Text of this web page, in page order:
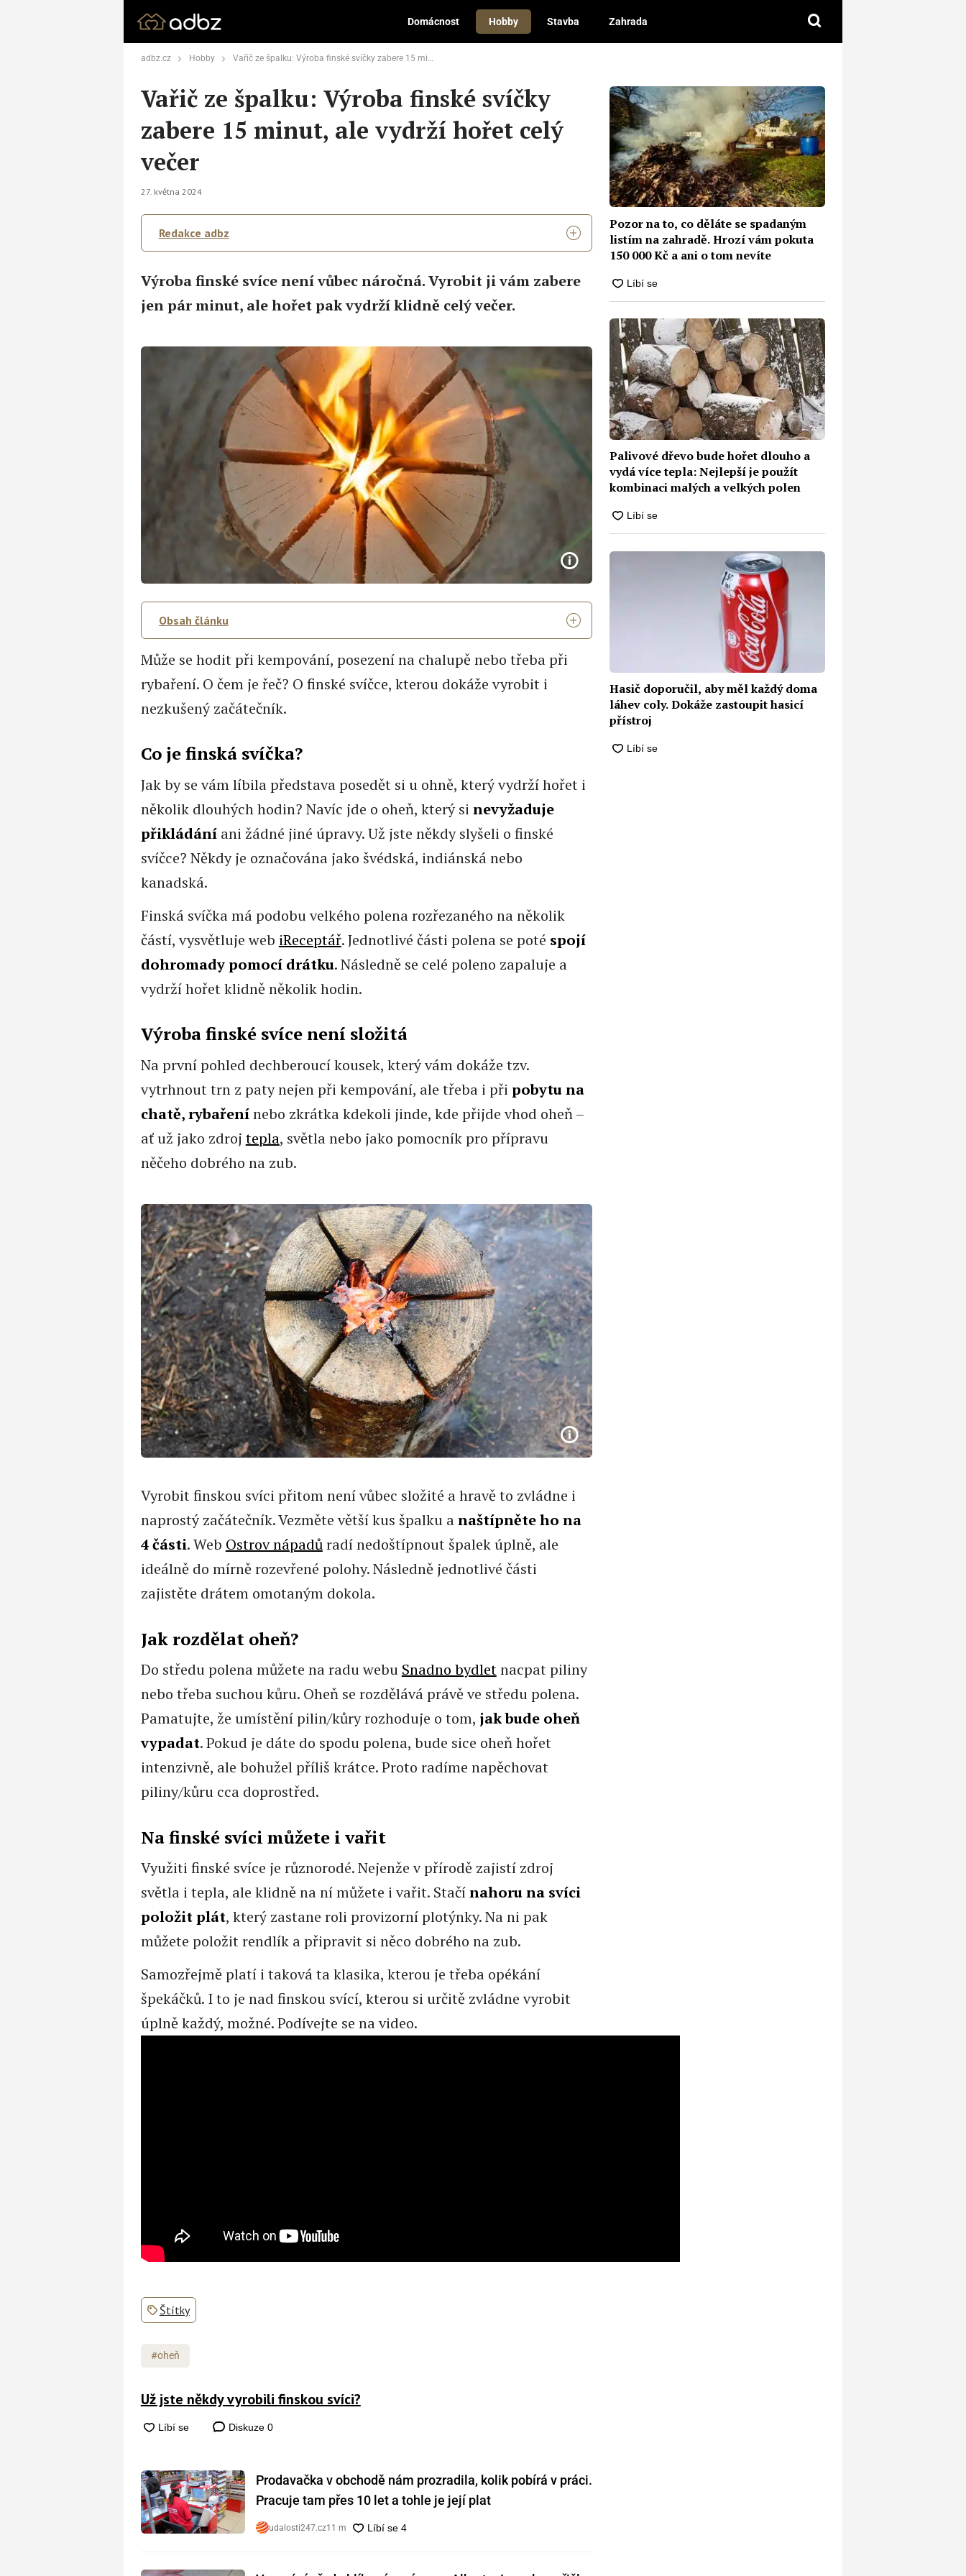
Domácnost Hobby Stavba Zahrada
adbz.cz Hobby Vařič ze špalku: Výroba finské svíčky zabere 15 minut, ale vydrží hořet celý večer
Vařič ze špalku: Výroba finské svíčky
zabere 15 minut, ale vydrží hořet celý
večer
27. května 2024
Redakce adbz
Výroba finské svíce není vůbec náročná. Vyrobit ji vám zabere
jen pár minut, ale hořet pak vydrží klidně celý večer.
Obsah článku
Může se hodit při kempování, posezení na chalupě nebo třeba při
rybaření. O čem je řeč? O finské svíčce, kterou dokáže vyrobit i
nezkušený začátečník.
Co je finská svíčka?
Jak by se vám líbila představa posedět si u ohně, který vydrží hořet i
několik dlouhých hodin? Navíc jde o oheň, který si nevyžaduje
přikládáníani žádné jiné úpravy. Už jste někdy slyšeli o finské
svíčce? Někdy je označována jako švédská, indiánská nebo
kanadská.
Finská svíčka má podobu velkého polena rozřezaného na několik
částí, vysvětluje web iReceptář. Jednotlivé části polena se poté spojí
dohromady pomocí drátku. Následně se celé poleno zapaluje a
vydrží hořet klidně několik hodin.
Výroba finské svíce není složitá
Na první pohled dechberoucí kousek, který vám dokáže tzv.
vytrhnout trn z paty nejen při kempování, ale třeba i při pobytu na
chatě, rybařenínebo zkrátka kdekoli jinde, kde přijde vhod oheň –
ať už jako zdroj tepla, světla nebo jako pomocník pro přípravu
něčeho dobrého na zub.
Vyrobit finskou svíci přitom není vůbec složité a hravě to zvládne i
naprostý začátečník. Vezměte větší kus špalku anaštípněte ho na
4 části. Web Ostrov nápadůradí nedoštípnout špalek úplně, ale
ideálně do mírně rozevřené polohy. Následně jednotlivé části
zajistěte drátem omotaným dokola.
Jak rozdělat oheň?
Do středu polena můžete na radu webu Snadno bydletnacpat piliny
nebo třeba suchou kůru. Oheň se rozdělává právě ve středu polena.
Pamatujte, že umístění pilin/kůry rozhoduje o tom, jak bude oheň
vypadat. Pokud je dáte do spodu polena, bude sice oheň hořet
intenzivně, ale bohužel příliš krátce. Proto radíme napěchovat
piliny/kůru cca doprostřed.
Na finské svíci můžete i vařit
Využiti finské svíce je různorodé. Nejenže v přírodě zajistí zdroj
světla i tepla, ale klidně na ní můžete i vařit. Stačínahoru na svíci
položit plát, který zastane roli provizorní plotýnky. Na ni pak
můžete položit rendlík a připravit si něco dobrého na zub.
Samozřejmě platí i taková ta klasika, kterou je třeba opékání
špekáčků. I to je nad finskou svící, kterou si určitě zvládne vyrobit
úplně každý, možné. Podívejte se na video.
Štítky
#oheň
Už jste někdy vyrobili finskou svíci?
Diskuze 0
Prodavačka v obchodě nám prozradila, kolik pobírá v práci.
Pracuje tam přes 10 let a tohle je její plat
udalosti247.cz11 m
Pozor na to, co děláte se spadaným
listím na zahradě. Hrozí vám pokuta
150 000 Kč a ani o tom nevíte
Palivové dřevo bude hořet dlouho a
vydá více tepla: Nejlepší je použít
kombinaci malých a velkých polen
Hasič doporučil, aby měl každý doma
láhev coly. Dokáže zastoupit hasicí
přístroj